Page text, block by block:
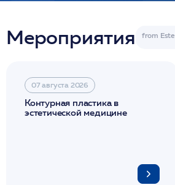
Мероприятия
07 августа 2026
Контурная пластика в
эстетической медицине